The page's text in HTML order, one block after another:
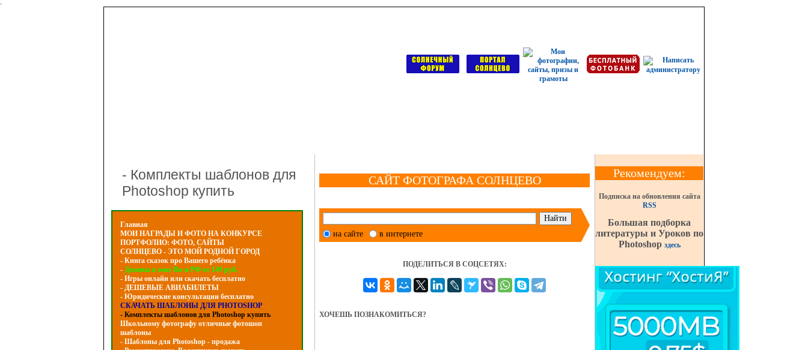
-
- Комплекты шаблонов для
Photoshop купить
Главная
МОИ НАГРАДЫ И ФОТО НА КОНКУРСЕ
ПОРТФОЛИО: ФОТО, САЙТЫ
СОЛНЦЕВО - ЭТО МОЙ РОДНОЙ ГОРОД
- Книга сказок про Вашего ребёнка
- Домены в зоне Ru и РФ от 149 руб.
- Игры онлайн или скачать бесплатно
- ДЕШЕВЫЕ АВИАБИЛЕТЫ
- Юридические консультации бесплатно
СКАЧАТЬ ШАБЛОНЫ ДЛЯ PHOTOSHOP
- Комплекты шаблонов для Photoshop купить
Школьному фотографу отличные фотошоп
шаблоны
- Шаблоны для Photoshop - продажа
САЙТ ФОТОГРАФА СОЛНЦЕВО
на сайте в интернете
ПОДЕЛИТЬСЯ В СОЦСЕТЯХ:
ХОЧЕШЬ ПОЗНАКОМИТЬСЯ?
Рекомендуем:
Подписка на обновления сайта
RSS
Большая подборка
литературы и Уроков по
Photoshop здесь